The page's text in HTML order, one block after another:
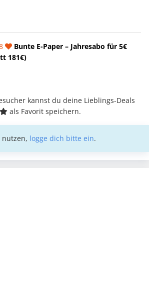
Bunte E-Paper – Jahresabo für 5€
181€)
kannst du deine Lieblings-Deals
als Favorit speichern.
nutzen, logge dich bitte ein.